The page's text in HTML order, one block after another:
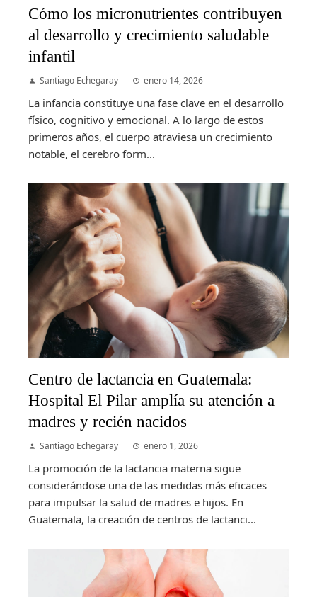
Cómo los micronutrientes contribuyen
al desarrollo y crecimiento saludable
infantil
Santiago Echegaray enero 14, 2026
La infancia constituye una fase clave en el desarrollo
físico, cognitivo y emocional. A lo largo de estos
primeros años, el cuerpo atraviesa un crecimiento
notable, el cerebro form...
Centro de lactancia en Guatemala:
Hospital El Pilar amplía su atención a
madres y recién nacidos
Santiago Echegaray enero 1, 2026
La promoción de la lactancia materna sigue
considerándose una de las medidas más eficaces
para impulsar la salud de madres e hijos. En
Guatemala, la creación de centros de lactanci...